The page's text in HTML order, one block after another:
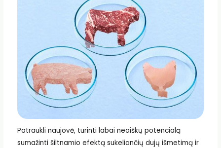
Patraukli naujovė, turinti labai neaiškų potencialą
sumažinti šiltnamio efektą sukeliančių dujų išmetimą ir